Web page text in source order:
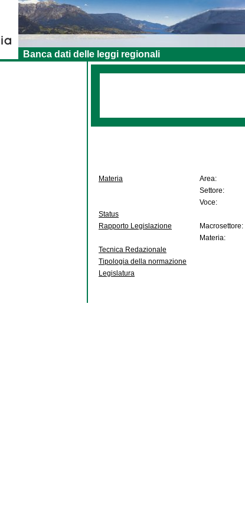
Banca dati delle leggi regionali
Materia Area:
Settore:
Voce:
Status
Rapporto Legislazione
Macrosettore:
Materia:
Tecnica Redazionale
Tipologia della normazione
Legislatura